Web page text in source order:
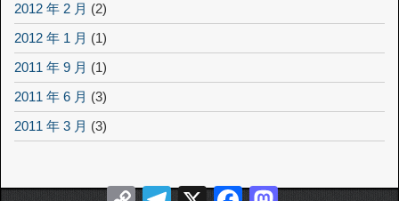
2012 年 2 月 (2)
2012 年 1 月 (1)
2011 年 9 月 (1)
2011 年 6 月 (3)
2011 年 3 月 (3)
Copy Telegram
X FacebookMastodon